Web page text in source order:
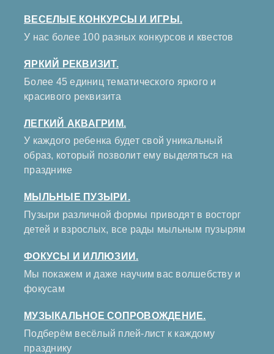
ВЕСЕЛЫЕ КОНКУРСЫ И ИГРЫ.
У нас более 100 разных конкурсов и квестов
ЯРКИЙ РЕКВИЗИТ.
Более 45 единиц тематического яркого и
красивого реквизита
ЛЕГКИЙ АКВАГРИМ.
У каждого ребенка будет свой уникальный
образ, который позволит ему выделяться на
празднике
МЫЛЬНЫЕ ПУЗЫРИ.
Пузыри различной формы приводят в восторг
детей и взрослых, все рады мыльным пузырям
ФОКУСЫ И ИЛЛЮЗИИ.
Мы покажем и даже научим вас волшебству и
фокусам
МУЗЫКАЛЬНОЕ СОПРОВОЖДЕНИЕ.
Подберём весёлый плей-лист к каждому
празднику